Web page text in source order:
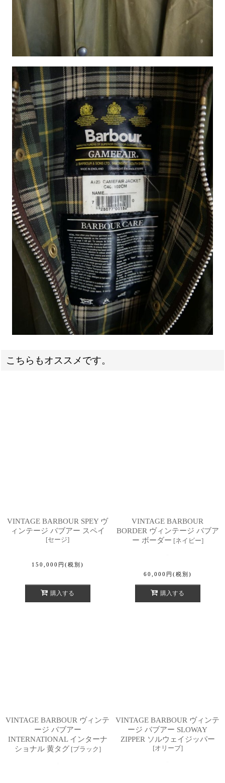
こちらもオススメです。
VINTAGE BARBOUR SPEY ヴ
ィンテージ バブアー スペイ
[セージ]
150,000 円 (税別)
購入する
VINTAGE BARBOUR
BORDER ヴィンテージ バブア
ー ボーダー [ネイビー]
60,000 円 (税別)
購入する
VINTAGE BARBOUR ヴィンテ
ージ バブアー
INTERNATIONAL インターナ
ショナル 黄タグ [ブラック]
VINTAGE BARBOUR ヴィンテ
ージ バブアー SLOWAY
ZIPPER ソルウェイジッパー
[オリーブ]